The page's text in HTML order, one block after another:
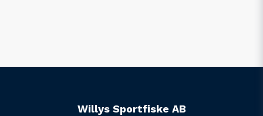
Willys Sportfiske AB